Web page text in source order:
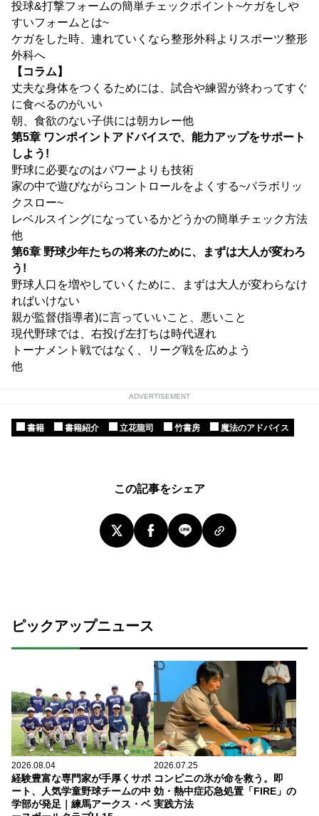
投球&打撃フォームの簡単チェックポイント~ケガをしや
すいフォームとは~
ケガをした時、連れていくなら整形外科よりスポーツ整形
外科へ
【コラム】
丈夫な身体をつくるためには、試合や練習が終わってすぐ
に食べるのがいい
朝、食欲のない子供には朝カレー他
第5章 ワンポイントアドバイスで、能力アップをサポート
しよう!
野球に必要なのはパワーよりも技術
家の中で遊びながらコントロールをよくする~パラボリッ
クスロー~
レベルスイングになっているかどうかの簡単チェック方法
他
第6章 野球少年たちの将来のために、まずは大人が変わろ
う!
野球人口を増やしていくために、まずは大人が変わらなけ
ればいけない
親が監督(指導者)に言っていいこと、悪いこと
現代野球では、右投げ左打ちは時代遅れ
トーナメント戦ではなく、リーグ戦を広めよう
他
ADVERTISEMENT
書籍 書籍紹介 立花龍司 竹書房 魔法のアドバイス
この記事をシェア
ピックアップニュース
2026.08.04
経験豊富な専門家が手厚くサポ
ート、人気学童野球チームの中
学部が発足｜練馬アークス・ベ
2026.07.25
コンビニの氷が命を救う。即
効・熱中症応急処置「FIRE」の
実践方法